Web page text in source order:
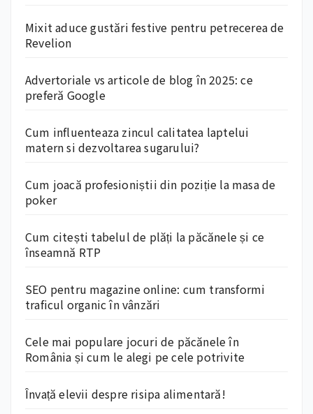
Mixit aduce gustări festive pentru petrecerea de
Revelion
Advertoriale vs articole de blog în 2025: ce
preferă Google
Cum influenteaza zincul calitatea laptelui
matern si dezvoltarea sugarului?
Cum joacă profesioniștii din poziție la masa de
poker
Cum citești tabelul de plăți la păcănele și ce
înseamnă RTP
SEO pentru magazine online: cum transformi
traficul organic în vânzări
Cele mai populare jocuri de păcănele în
România și cum le alegi pe cele potrivite
Învață elevii despre risipa alimentară!